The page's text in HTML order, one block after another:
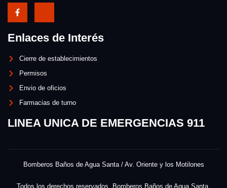
Enlaces de Interés
Cierre de establecimientos
Permisos
Envio de oficios
Farmacias de turno
LINEA UNICA DE EMERGENCIAS 911
Bomberos Baños de Agua Santa / Av. Oriente y los Motilones
Todos los derechos reservados. Bomberos Baños de Agua Santa.